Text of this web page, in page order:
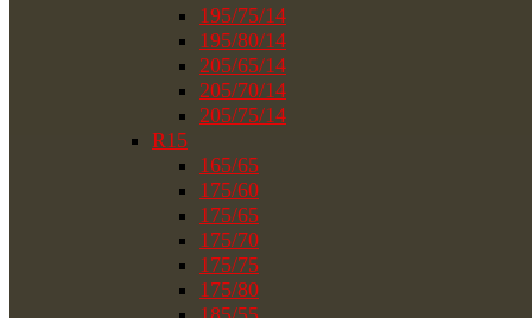
195/75/14
195/80/14
205/65/14
205/70/14
205/75/14
R15
165/65
175/60
175/65
175/70
175/75
175/80